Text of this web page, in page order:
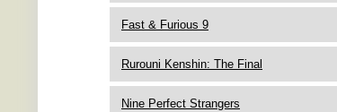
Fast & Furious 9
Rurouni Kenshin: The Final
Nine Perfect Strangers